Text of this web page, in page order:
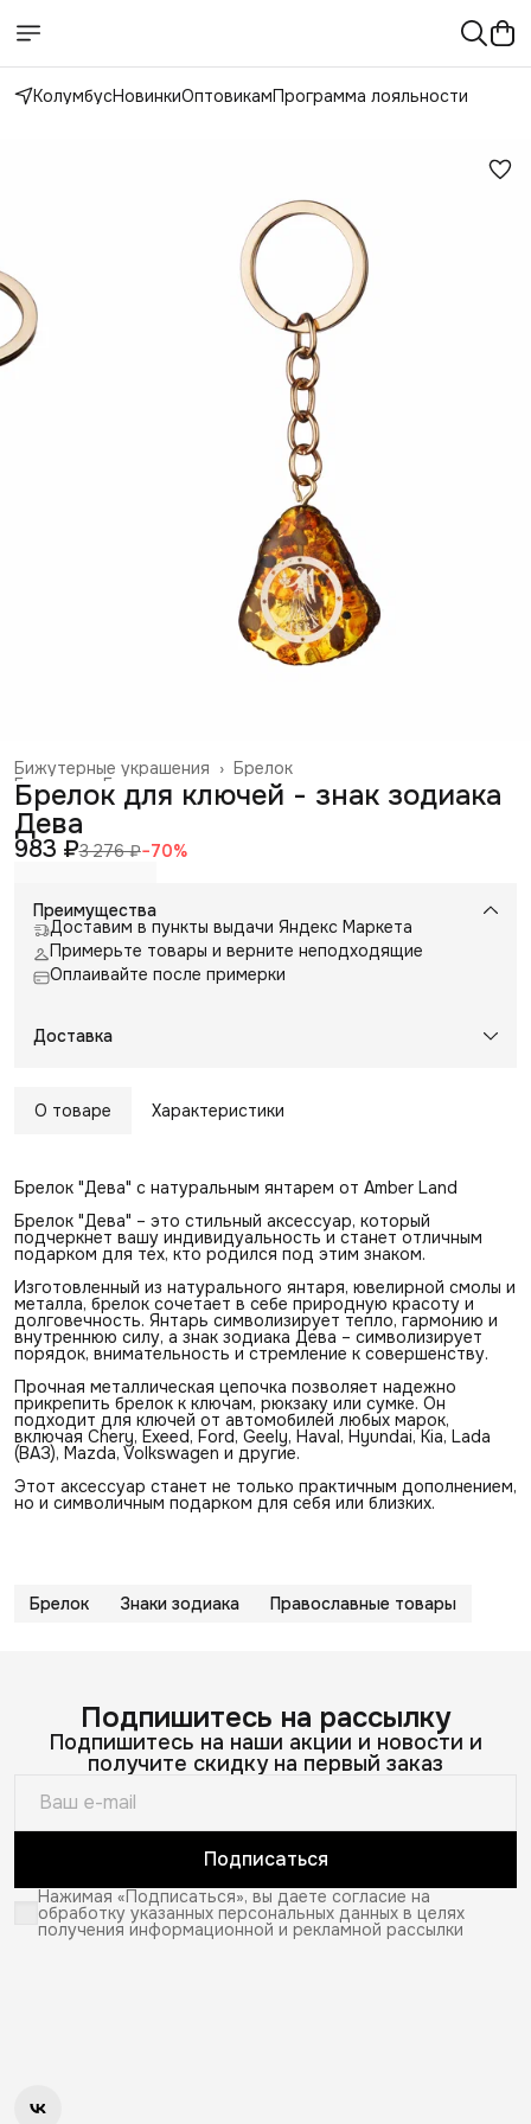
КолумбусНовинкиОптовикамПрограмма лояльности
Брелок
Бижутерные украшения ›
Галантерея и аксессуары ›
Главная ›
Брелок для ключей - знак зодиака
Дева
983 ₽3 276 ₽−70%
Преимущества
Доставим в пункты выдачи Яндекс Маркета
Примерьте товары и верните неподходящие
Оплаивайте после примерки
Доставка
О товаре Характеристики
Брелок "Дева" с натуральным янтарем от Amber Land
Брелок "Дева" – это стильный аксессуар, который
подчеркнет вашу индивидуальность и станет отличным
подарком для тех, кто родился под этим знаком.
Изготовленный из натурального янтаря, ювелирной смолы и
металла, брелок сочетает в себе природную красоту и
долговечность. Янтарь символизирует тепло, гармонию и
внутреннюю силу, а знак зодиака Дева – символизирует
порядок, внимательность и стремление к совершенству.
Прочная металлическая цепочка позволяет надежно
прикрепить брелок к ключам, рюкзаку или сумке. Он
подходит для ключей от автомобилей любых марок,
включая Chery, Exeed, Ford, Geely, Haval, Hyundai, Kia, Lada
(ВАЗ), Mazda, Volkswagen и другие.
Этот аксессуар станет не только практичным дополнением,
но и символичным подарком для себя или близких.
Брелок Знаки зодиака Православные товары
Подпишитесь на рассылку
Подпишитесь на наши акции и новости и
получите скидку на первый заказ
Подписаться
Нажимая «Подписаться», вы даете согласие на
обработку указанных персональных данных в целях
получения информационной и рекламной рассылки